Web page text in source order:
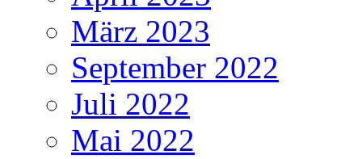
März 2023
September 2022
Juli 2022
Mai 2022